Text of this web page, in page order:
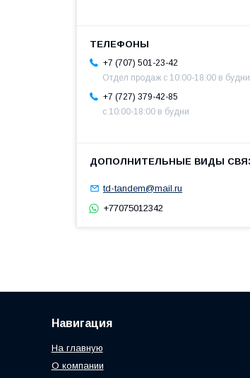
+7 (707) 501-23-42
Отдел продаж c 10:00-18:00 в будни
+7 (727) 379-42-85
с 10:00-18:00 в будни
td-tandem@mail.ru
+77075012342
Навигация
На главную
О компании